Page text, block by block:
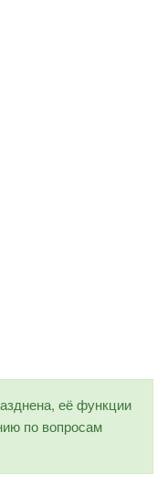
её функции
по вопросам